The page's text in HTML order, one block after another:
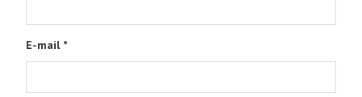
E-mail *